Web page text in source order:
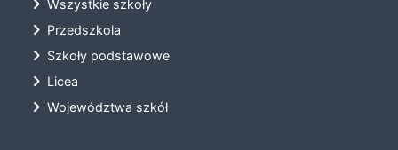
Wszystkie szkoły
Przedszkola
Szkoły podstawowe
Licea
Województwa szkół